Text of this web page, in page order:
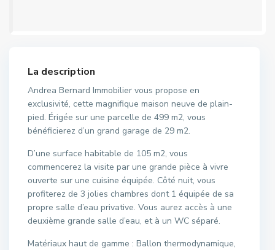
La description
Andrea Bernard Immobilier vous propose en
exclusivité, cette magnifique maison neuve de plain-
pied. Érigée sur une parcelle de 499 m2, vous
bénéficierez d’un grand garage de 29 m2.
D’une surface habitable de 105 m2, vous
commencerez la visite par une grande pièce à vivre
ouverte sur une cuisine équipée. Côté nuit, vous
profiterez de 3 jolies chambres dont 1 équipée de sa
propre salle d’eau privative. Vous aurez accès à une
deuxième grande salle d’eau, et à un WC séparé.
Matériaux haut de gamme : Ballon thermodynamique,